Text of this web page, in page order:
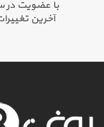
با عضویت در
آخرین